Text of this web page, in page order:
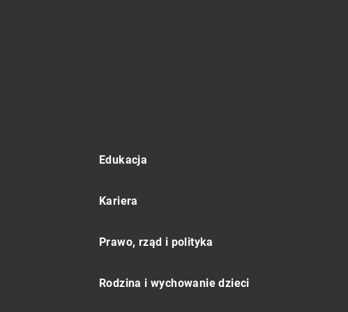
Edukacja
Kariera
Prawo, rząd i polityka
Rodzina i wychowanie dzieci